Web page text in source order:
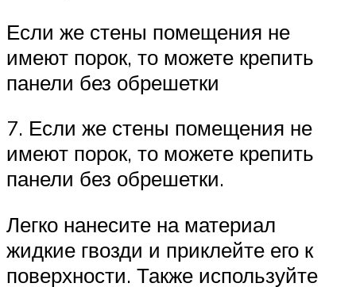
Если же стены помещения не
имеют порок, то можете крепить
панели без обрешетки
7. Если же стены помещения не
имеют порок, то можете крепить
панели без обрешетки.
Легко нанесите на материал
жидкие гвозди и приклейте его к
поверхности. Также используйте